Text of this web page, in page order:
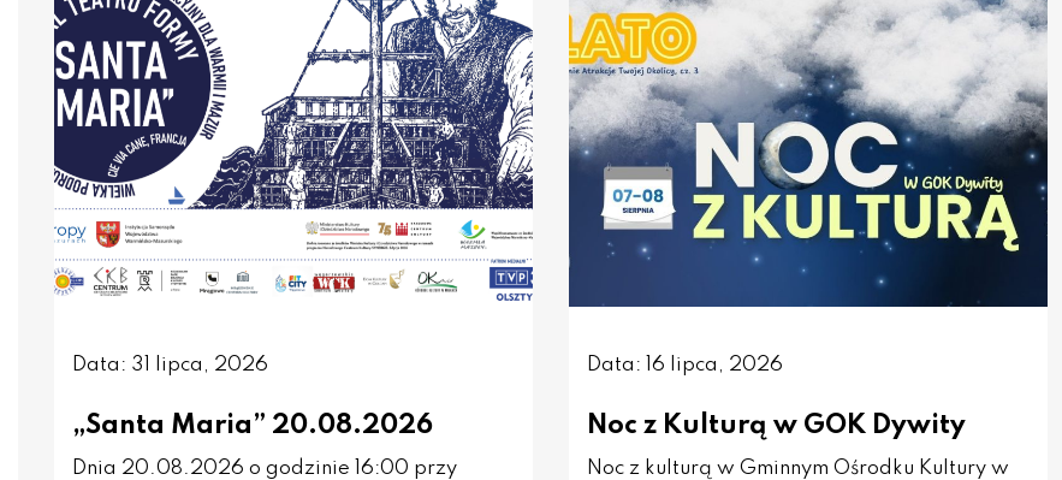
Data: 31 lipca, 2026
„Santa Maria” 20.08.2026
Dnia 20.08.2026 o godzinie 16:00 przy
Data: 16 lipca, 2026
Noc z Kulturą w GOK Dywity
Noc z kulturą w Gminnym Ośrodku Kultury w